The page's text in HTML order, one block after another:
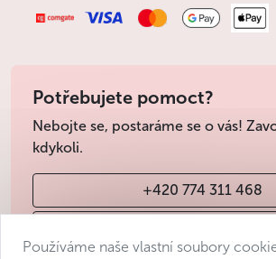
Potřebujete pomoct?
Nebojte se, postaráme se o vás!
kdykoli.
+420 774 311 468
Používáme naše vlastní soubory